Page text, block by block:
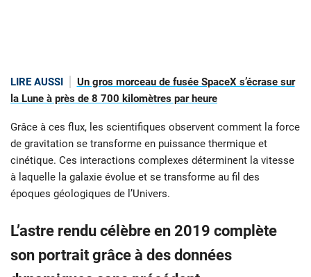
LIRE AUSSI
Un gros morceau de fusée SpaceX s’écrase sur
la Lune à près de 8 700 kilomètres par heure
Grâce à ces flux, les scientifiques observent comment la force
de gravitation se transforme en puissance thermique et
cinétique. Ces interactions complexes déterminent la vitesse
à laquelle la galaxie évolue et se transforme au fil des
époques géologiques de l’Univers.
L’astre rendu célèbre en 2019 complète
son portrait grâce à des données